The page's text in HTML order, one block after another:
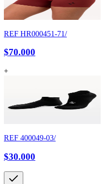
REF HR000451-71/
$70.000
+
REF 400049-03/
$30.000